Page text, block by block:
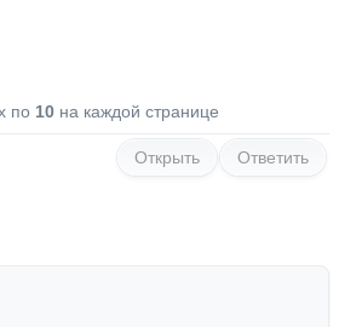
по 10 на каждой странице
Открыть Ответить